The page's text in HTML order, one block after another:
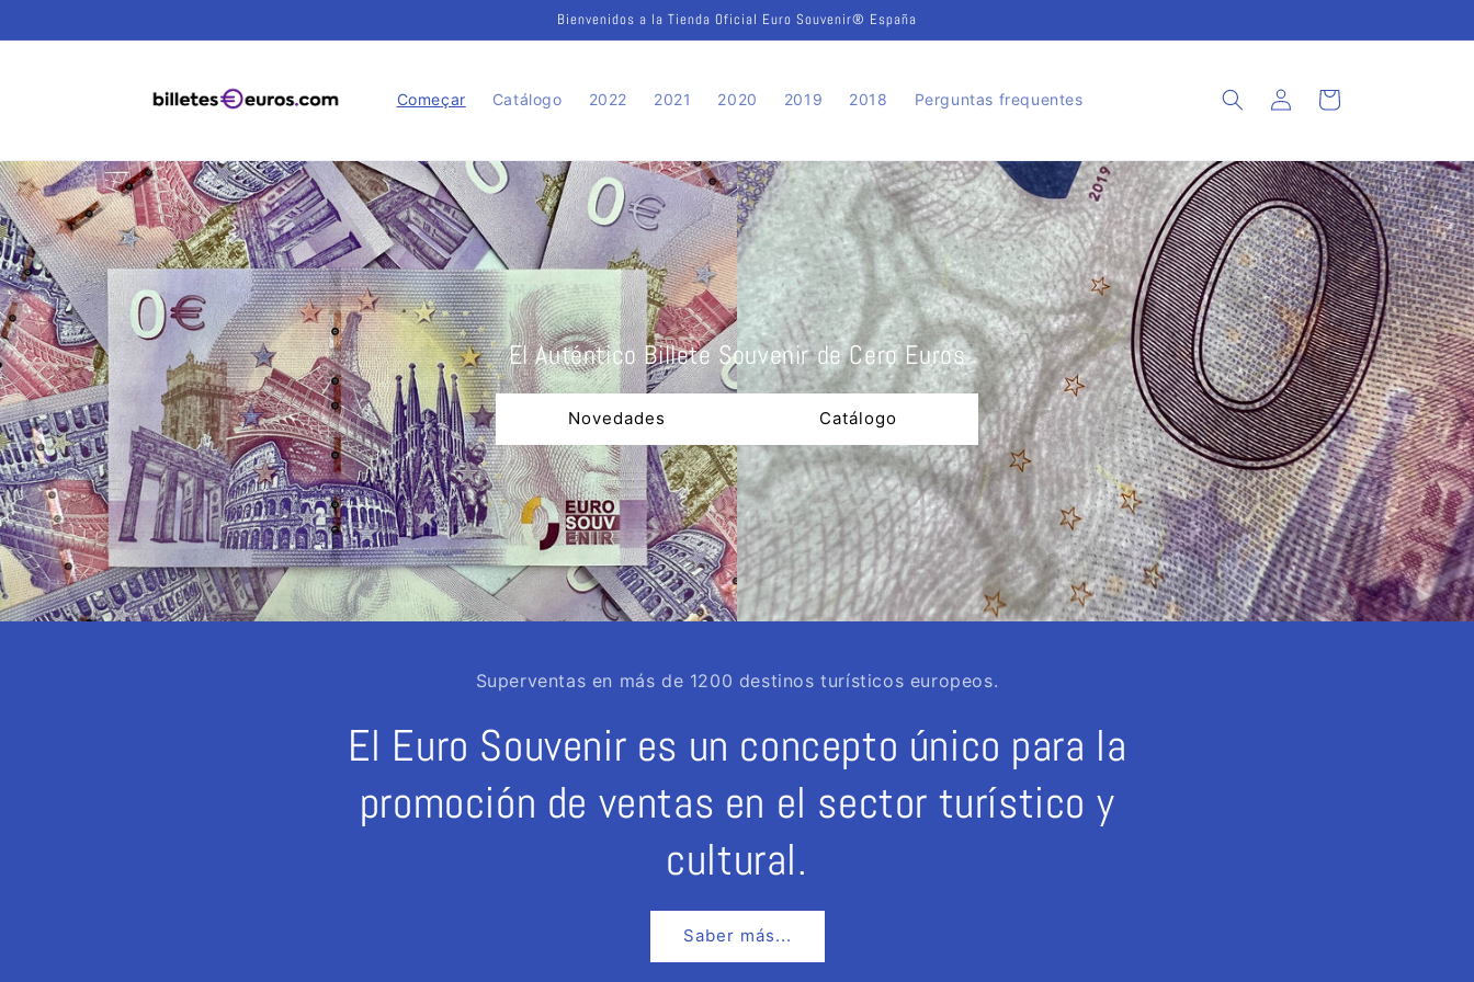
conteúdo
Bienvenidos a la Tienda Oficial Euro Souvenir® España
Começar Catálogo 2022 2021 2020 2019 2018 Perguntas frequentes
Iniciar
sessão
Carrinho
El Auténtico Billete Souvenir de Cero Euros
Novedades Catálogo
Superventas en más de 1200 destinos turísticos europeos.
El Euro Souvenir es un concepto único para la
promoción de ventas en el sector turístico y
cultural.
Saber más...